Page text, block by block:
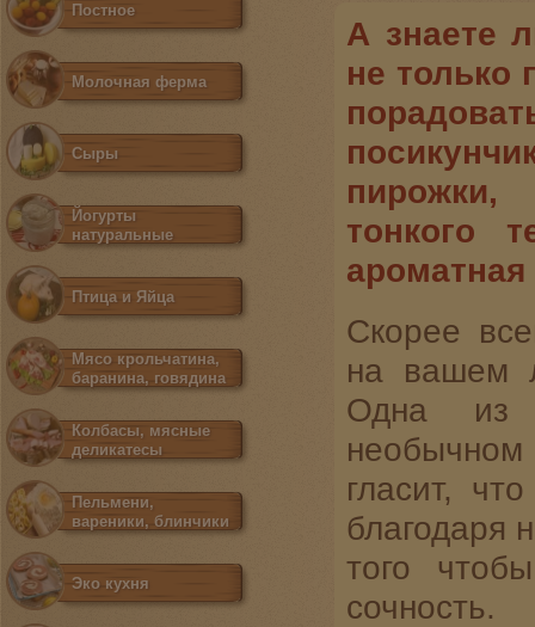
А знаете
не только
тонкого
ароматная
Скорее
на вашем
Одна из
гласит,
благодаря
того
сочность.
Постное
Молочная ферма
Сыры
Йогурты
натуральные
Птица и Яйца
Мясо крольчатина,
баранина, говядина
Колбасы, мясные
деликатесы
Пельмени,
вареники, блинчики
Эко кухня